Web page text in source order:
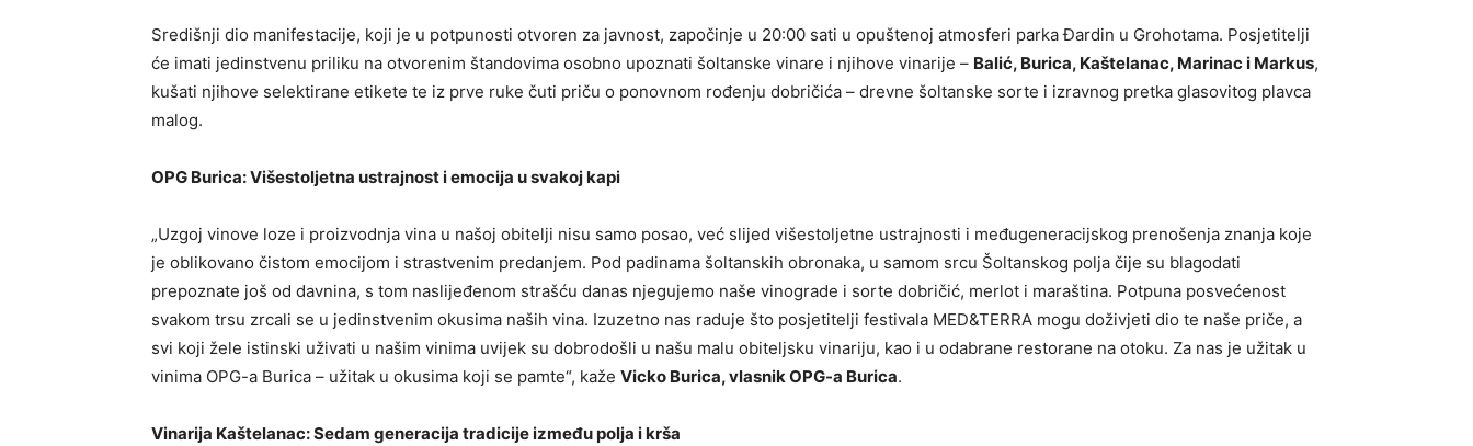
Središnji dio manifestacije, koji je u potpunosti otvoren za javnost, započinje u 20:00 sati u opuštenoj atmosferi parka Đardin u Grohotama. Posjetitelji
će imati jedinstvenu priliku na otvorenim štandovima osobno upoznati šoltanske vinare i njihove vinarije – Balić, Burica, Kaštelanac, Marinac i Markus,
kušati njihove selektirane etikete te iz prve ruke čuti priču o ponovnom rođenju dobričića – drevne šoltanske sorte i izravnog pretka glasovitog plavca
malog.
OPG Burica: Višestoljetna ustrajnost i emocija u svakoj kapi
„Uzgoj vinove loze i proizvodnja vina u našoj obitelji nisu samo posao, već slijed višestoljetne ustrajnosti i međugeneracijskog prenošenja znanja koje
je oblikovano čistom emocijom i strastvenim predanjem. Pod padinama šoltanskih obronaka, u samom srcu Šoltanskog polja čije su blagodati
prepoznate još od davnina, s tom naslijeđenom strašću danas njegujemo naše vinograde i sorte dobričić, merlot i maraština. Potpuna posvećenost
svakom trsu zrcali se u jedinstvenim okusima naših vina. Izuzetno nas raduje što posjetitelji festivala MED&TERRA mogu doživjeti dio te naše priče, a
svi koji žele istinski uživati u našim vinima uvijek su dobrodošli u našu malu obiteljsku vinariju, kao i u odabrane restorane na otoku. Za nas je užitak u
vinima OPG-a Burica – užitak u okusima koji se pamte“, kaže Vicko Burica, vlasnik OPG-a Burica.
Vinarija Kaštelanac: Sedam generacija tradicije između polja i krša